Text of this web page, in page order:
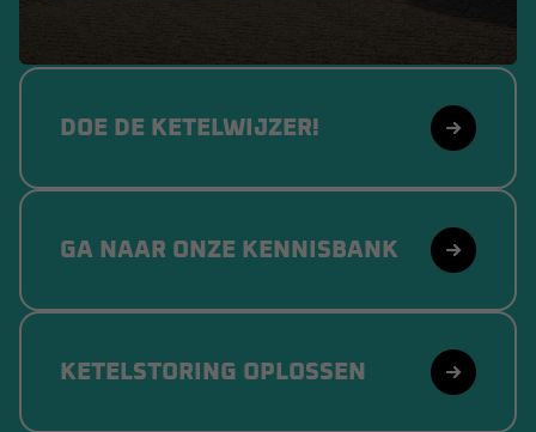
DOE DE KETELWIJZER!
GA NAAR ONZE KENNISBANK
KETELSTORING OPLOSSEN